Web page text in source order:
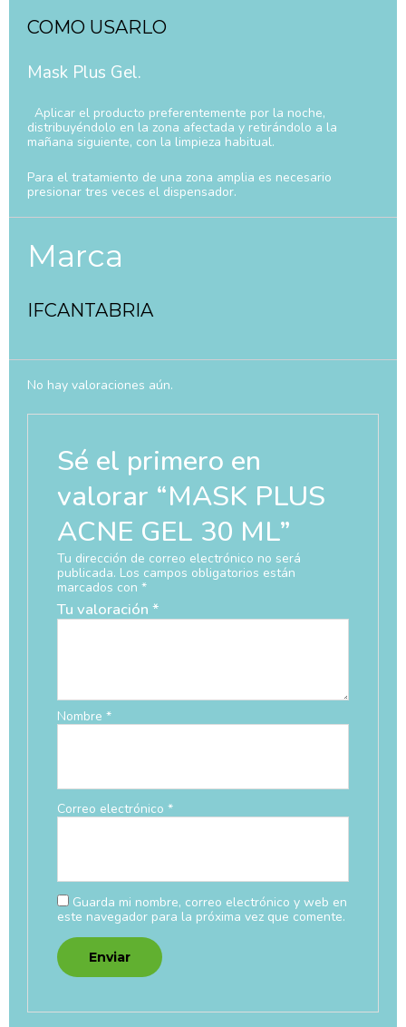
COMO USARLO
Mask Plus Gel.
Aplicar el producto preferentemente por la noche,
distribuyéndolo en la zona afectada y retirándolo a la
mañana siguiente, con la limpieza habitual.
Para el tratamiento de una zona amplia es necesario
presionar tres veces el dispensador.
Marca
IFCANTABRIA
No hay valoraciones aún.
Sé el primero en
valorar “MASK PLUS
ACNE GEL 30 ML”
Tu dirección de correo electrónico no será
publicada. Los campos obligatorios están
marcados con *
Tu valoración *
Nombre *
Correo electrónico *
Guarda mi nombre, correo electrónico y web en
este navegador para la próxima vez que comente.